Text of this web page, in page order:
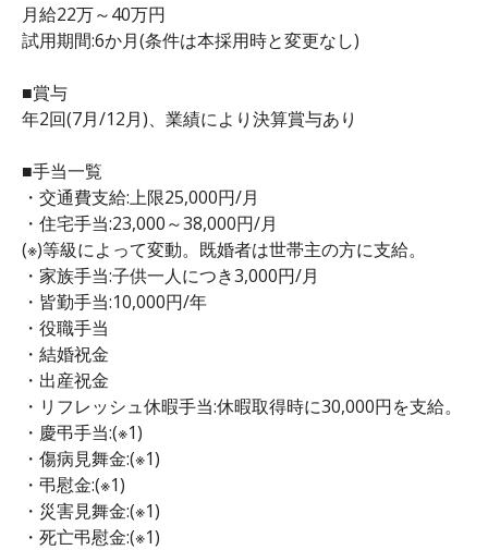
月給22万～40万円
試用期間:6か月(条件は本採用時と変更なし)
■賞与
年2回(7月/12月)、業績により決算賞与あり
■手当一覧
・交通費支給:上限25,000円/月
・住宅手当:23,000～38,000円/月
(※)等級によって変動。既婚者は世帯主の方に支給。
・家族手当:子供一人につき3,000円/月
・皆勤手当:10,000円/年
・役職手当
・結婚祝金
・出産祝金
・リフレッシュ休暇手当:休暇取得時に30,000円を支給。
・慶弔手当:(※1)
・傷病見舞金:(※1)
・弔慰金:(※1)
・災害見舞金:(※1)
・死亡弔慰金:(※1)